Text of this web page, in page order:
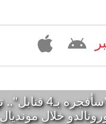
"سأفجره
خلال مونديال